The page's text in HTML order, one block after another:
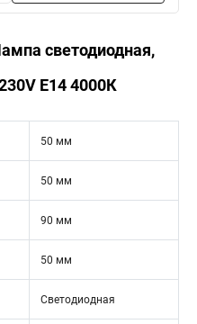
светодиодная,
E14 4000К
50 мм
50 мм
90 мм
50 мм
Светодиодная